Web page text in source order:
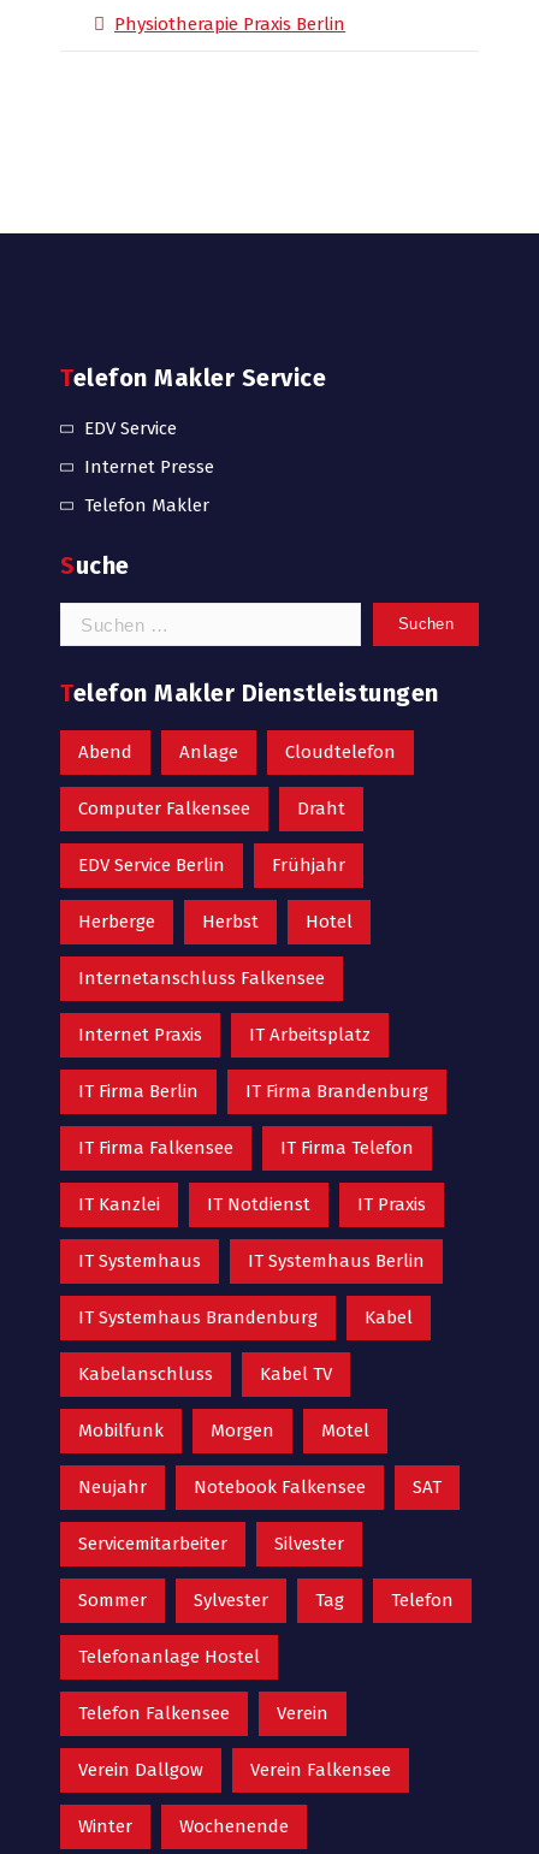
Physiotherapie Praxis Berlin
Telefon Makler Service
EDV Service
Internet Presse
Telefon Makler
Suche
Suchen
nach:
Telefon Makler Dienstleistungen
Abend Anlage Cloudtelefon
Computer Falkensee Draht
EDV Service Berlin Frühjahr
Herberge Herbst Hotel
Internetanschluss Falkensee
Internet Praxis IT Arbeitsplatz
IT Firma Berlin IT Firma Brandenburg
IT Firma Falkensee IT Firma Telefon
IT Kanzlei IT Notdienst IT Praxis
IT Systemhaus IT Systemhaus Berlin
IT Systemhaus Brandenburg Kabel
Kabelanschluss Kabel TV
Mobilfunk Morgen Motel
Neujahr Notebook Falkensee SAT
Servicemitarbeiter Silvester
Sommer Sylvester Tag Telefon
Telefonanlage Hostel
Telefon Falkensee Verein
Verein Dallgow Verein Falkensee
Winter Wochenende